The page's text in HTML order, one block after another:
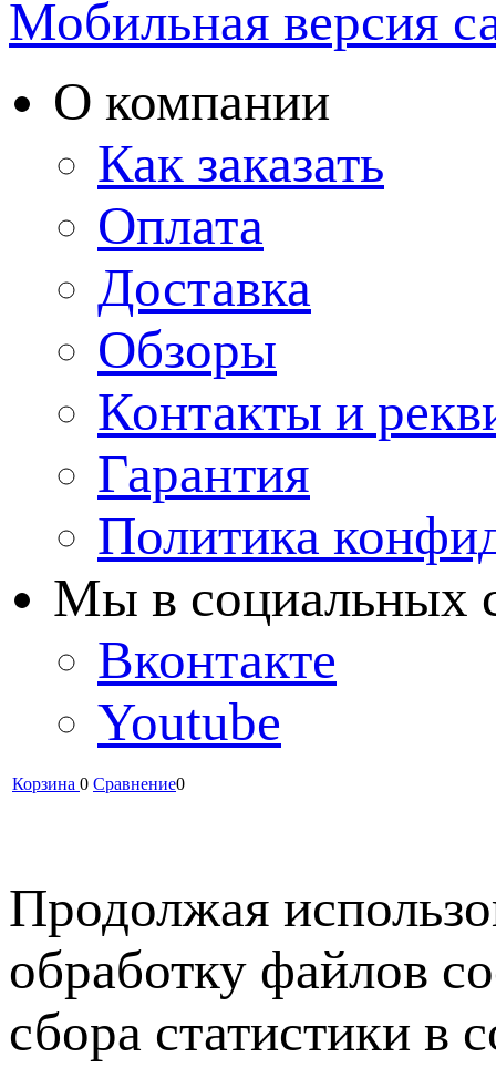
Мобильная версия
О компании
Как заказать
Оплата
Доставка
Обзоры
Контакты и
Гарантия
Политика
Мы в cоциальных
Вконтакте
Youtube
Корзина 0 Сравнение0
Продолжая
обработку файлов
сбора статистики в